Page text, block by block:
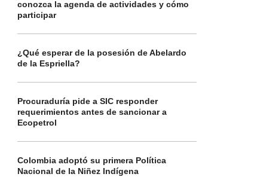
conozca la agenda de actividades y cómo
participar
¿Qué esperar de la posesión de Abelardo
de la Espriella?
Procuraduría pide a SIC responder
requerimientos antes de sancionar a
Ecopetrol
Colombia adoptó su primera Política
Nacional de la Niñez Indígena